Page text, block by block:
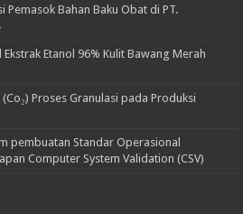
Pemasok Bahan Baku Obat di PT.
Etanol 96% Kulit Bawang Merah
Proses Granulasi pada Produksi
pembuatan Standar Operasional
Computer System Validation (CSV)